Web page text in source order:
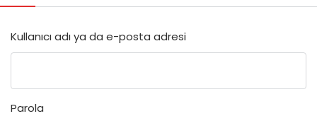
Kullanıcı adı ya da e-posta adresi
Parola